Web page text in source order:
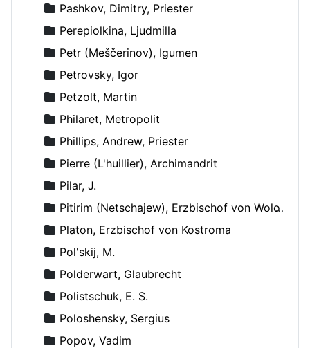
Pashkov, Dimitry, Priester
Perepiolkina, Ljudmilla
Petr (Meščerinov), Igumen
Petrovsky, Igor
Petzolt, Martin
Philaret, Metropolit
Phillips, Andrew, Priester
Pierre (L'huillier), Archimandrit
Pilar, J.
Pitirim (Netschajew), Erzbischof von Wolokolamsk und Jurjew
Platon, Erzbischof von Kostroma
Pol'skij, M.
Polderwart, Glaubrecht
Polistschuk, E. S.
Poloshensky, Sergius
Popov, Vadim